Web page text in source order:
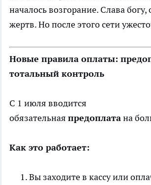
началось возгорание. Слава богу,
жертв. Но после этого сети
Новые правила оплаты:
тотальный контроль
С 1 июля вводится
обязательная предоплатана
Как это работает:
Вы заходите в кассу или